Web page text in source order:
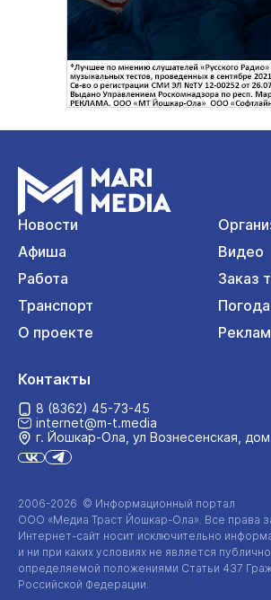
Новости
Афиша
Видео
Работа
Заказ
Транспорт
Погода
О проекте
2006-2026 © Информационный портал
ООО «Медиа Траст Йошкар-Ола». Все права
Интернет-сайт носит исключительно
и ни при каких условиях не является
определяемой положениями Статьи 437
Российской Федерации.
Контакты
8 (8362) 45-73-45
internet@m-t.media
г. Йошкар‑Ола, ул Вознесенская,